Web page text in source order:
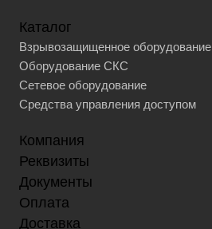
Каталог
Взрывозащищенное оборудование
Оборудование СКС
Сетевое оборудование
Средства управления доступом
Компания
Реквизиты
Документы
Оплата
Доставка